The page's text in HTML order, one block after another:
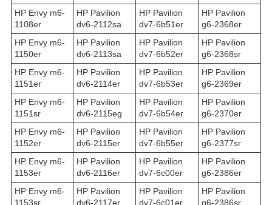
HP Envy m6-
1108er
HP Pavilion
dv6-2112sa
HP Pavilion
dv7-6b51er
HP Pavilion
g6-2368er
HP Envy m6-
1150er
HP Pavilion
dv6-2113sa
HP Pavilion
dv7-6b52er
HP Pavilion
g6-2368sr
HP Envy m6-
1151er
HP Pavilion
dv6-2114er
HP Pavilion
dv7-6b53er
HP Pavilion
g6-2369er
HP Envy m6-
1151sr
HP Pavilion
dv6-2115eg
HP Pavilion
dv7-6b54er
HP Pavilion
g6-2370er
HP Envy m6-
1152er
HP Pavilion
dv6-2115er
HP Pavilion
dv7-6b55er
HP Pavilion
g6-2377sr
HP Envy m6-
1153er
HP Pavilion
dv6-2116er
HP Pavilion
dv7-6c00er
HP Pavilion
g6-2386er
HP Envy m6-
1153sr
HP Pavilion
dv6-2117er
HP Pavilion
dv7-6c01er
HP Pavilion
g6-2386sr